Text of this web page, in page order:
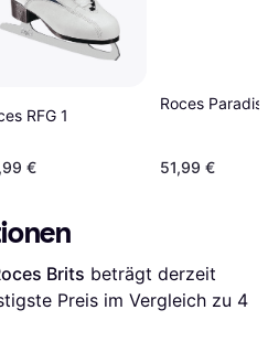
RFG 1
€
Roces
51,99 €
Brits
Preis im Vergleich zu 4